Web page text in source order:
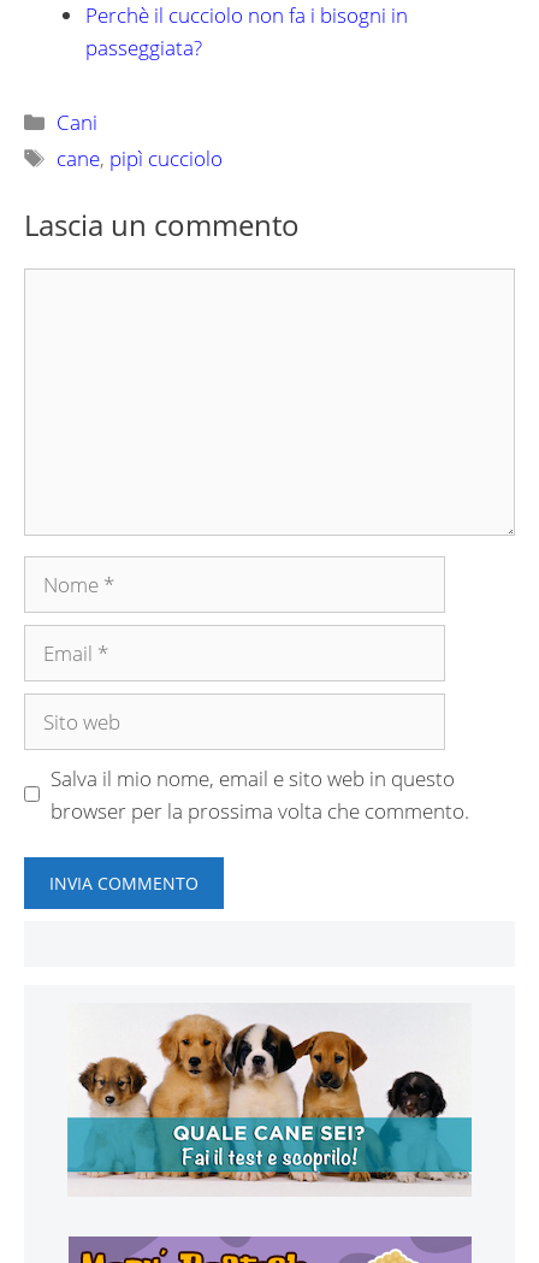
Perchè il cucciolo non fa i bisogni in
passeggiata?
Categorie
Cani
Tag
cane, pipì cucciolo
Lascia un commento
Salva il mio nome, email e sito web in questo
browser per la prossima volta che commento.